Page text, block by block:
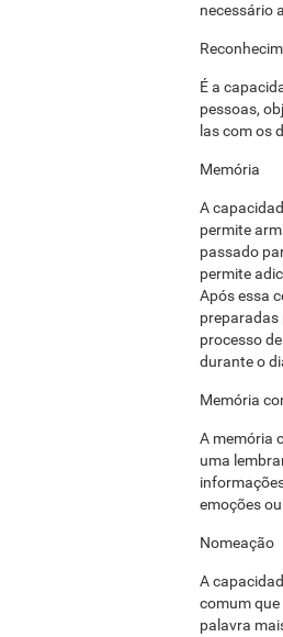
necessário
É a
pessoas,
las com os
Memória
A
permite
passado
permite
Após essa
preparadas
processo
durante o
Memória
A memória
uma
emoções
Nomeação
A
comum
palavra